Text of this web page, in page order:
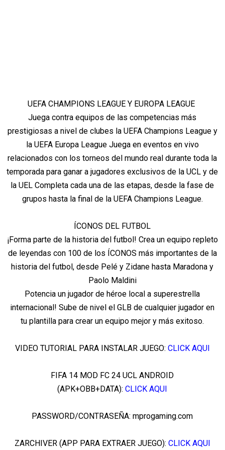
UEFA CHAMPIONS LEAGUE Y EUROPA LEAGUE
Juega contra equipos de las competencias más
prestigiosas a nivel de clubes la UEFA Champions League y
la UEFA Europa League Juega en eventos en vivo
relacionados con los torneos del mundo real durante toda la
temporada para ganar a jugadores exclusivos de la UCL y de
la UEL Completa cada una de las etapas, desde la fase de
grupos hasta la final de la UEFA Champions League.
ÍCONOS DEL FUTBOL
¡Forma parte de la historia del futbol! Crea un equipo repleto
de leyendas con 100 de los ÍCONOS más importantes de la
historia del futbol, desde Pelé y Zidane hasta Maradona y
Paolo Maldini
Potencia un jugador de héroe local a superestrella
internacional! Sube de nivel el GLB de cualquier jugador en
tu plantilla para crear un equipo mejor y más exitoso.
VIDEO TUTORIAL PARA INSTALAR JUEGO: CLICK AQUI
FIFA 14 MOD FC 24 UCL ANDROID
(APK+OBB+DATA):CLICK AQUI
PASSWORD/CONTRASEÑA: mprogaming.com
ZARCHIVER (APP PARA EXTRAER JUEGO): CLICK AQUI